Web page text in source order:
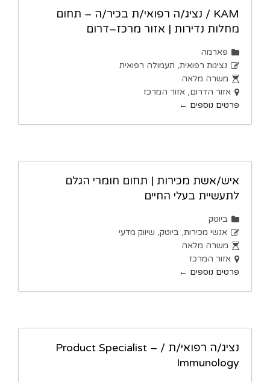
KAM / נציג/ה רפואי/ת בכיר/ה – תחום
מחלות נדירות | אזור מרכז–דרום
פארמה
נציגות רפואית תעמולה רפואית
משרה מלאה
אזור הדרום אזור המרכז
פרטים נוספים
איש/אשת מכירות | תחום חומרי הגלם
לתעשיית בעלי החיים
ביוטק
אנשי מכירות ביוטק שיווק מדעי
משרה מלאה
אזור המרכז
פרטים נוספים
נציג/ה רפואי/ת / Product Specialist –
Immunology